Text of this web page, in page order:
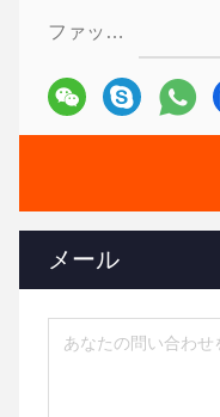
ファックス:
メール